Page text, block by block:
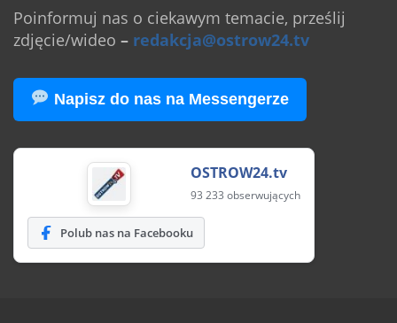
Poinformuj nas o ciekawym temacie, prześlij
zdjęcie/wideo – redakcja@ostrow24.tv
Napisz do nas na Messengerze
OSTROW24.tv
93 233 obserwujących
Polub nas na Facebooku